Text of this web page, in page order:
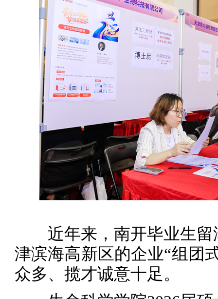
近年来，南开毕业生留
津滨海高新区的企业“组团
众多、揽才诚意十足。